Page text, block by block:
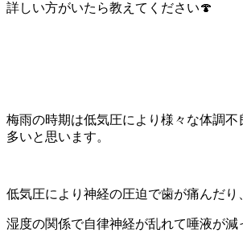
詳しい方がいたら教えてください🍄
梅雨の時期は低気圧により様々な体調不
多いと思います。
低気圧により神経の圧迫で歯が痛んだり
湿度の関係で自律神経が乱れて唾液が減